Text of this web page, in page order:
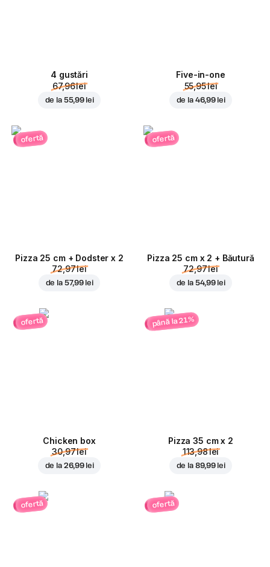
4 gustări
67,96 lei
de la 55,99 lei
Five-in-one
55,95 lei
de la 46,99 lei
ofertă
Pizza 25 cm + Dodster x 2
72,97 lei
de la 57,99 lei
ofertă
Pizza 25 cm x 2 + Băutură
72,97 lei
de la 54,99 lei
ofertă
Chicken box
30,97 lei
de la 26,99 lei
până la 21%
Pizza 35 cm x 2
113,98 lei
de la 89,99 lei
ofertă ofertă